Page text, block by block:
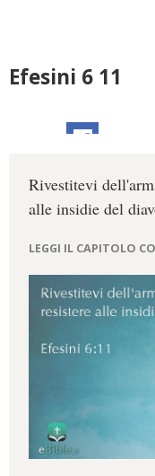
Efesini 6 11
Rivestitevi
alle insidie del
LEGGI IL CAPITOLO